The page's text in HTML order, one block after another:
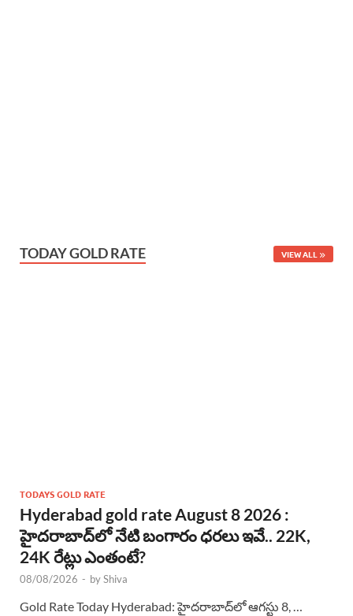
TODAY GOLD RATE VIEW ALL
TODAYS GOLD RATE
Hyderabad gold rate August 8 2026 :
హైదరాబాద్‌లో నేటి బంగారం ధరలు ఇవే.. 22K,
24K రేట్లు ఎంతంటే?
08/08/2026 - byShiva
Gold Rate Today Hyderabad: హైదరాబాద్‌లో ఆగస్టు 8, …